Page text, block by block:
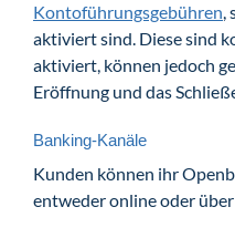
Kontoführungsgebühren,
aktiviert sind. Diese sind
aktiviert, können jedoch
Eröffnung und das
Banking-Kanäle
Kunden können ihr
entweder online oder